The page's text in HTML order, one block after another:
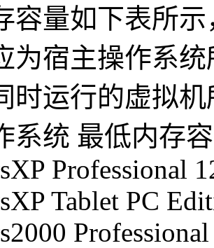
容量如下表所
为宿主操作系
时运行的虚拟
系统 最低内存
Professional
Tablet PC